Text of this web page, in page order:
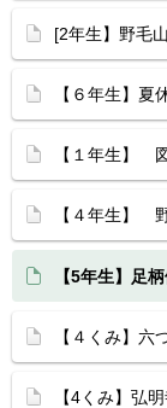
[2年生】野毛
【６年生】夏
【１年生】
【４年生】
【5年生】足
【４くみ】六
【4くみ】弘